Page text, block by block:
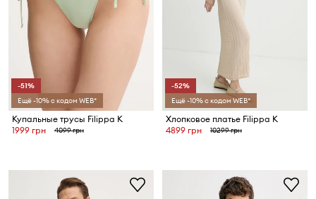
-51%
Ещё -10% с кодом WEB*
Купальные трусы Filippa K
1999 грн
4099 грн
-52%
Ещё -10% с кодом WEB*
Хлопковое платье Filippa K
4899 грн
10299 грн